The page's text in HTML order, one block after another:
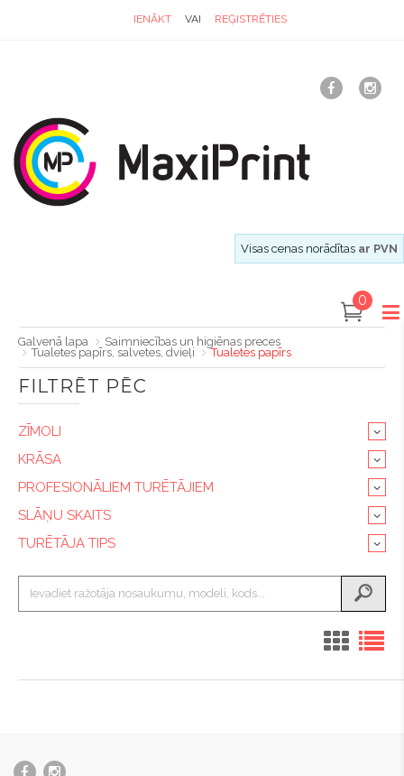
IENĀKT VAI REĢISTRĒTIES
Visas cenas norādītas ar PVN
0
Galvenā lapa
Saimniecības un higiēnas preces
Tualetes papīrs, salvetes, dvieļi
Tualetes papīrs
FILTRĒT PĒC
ZĪMOLI
KRĀSA
PROFESIONĀLIEM TURĒTĀJIEM
SLĀŅU SKAITS
TURĒTĀJA TIPS